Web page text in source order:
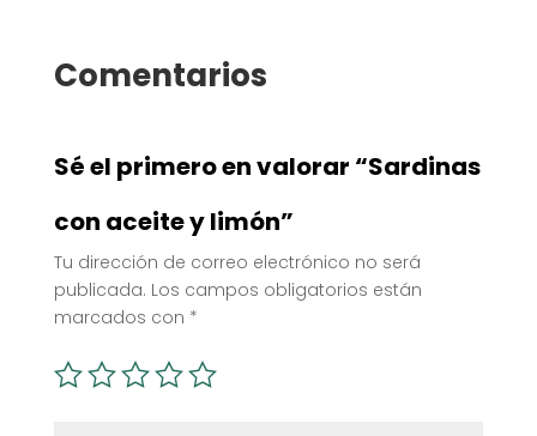
Comentarios
Sé el primero en valorar “Sardinas
con aceite y limón”
Tu dirección de correo electrónico no será
publicada. Los campos obligatorios están
marcados con *